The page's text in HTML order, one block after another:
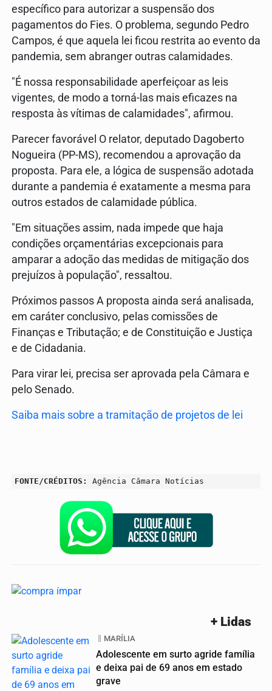
específico para autorizar a suspensão dos
pagamentos do Fies. O problema, segundo Pedro
Campos, é que aquela lei ficou restrita ao evento da
pandemia, sem abranger outras calamidades.
"É nossa responsabilidade aperfeiçoar as leis
vigentes, de modo a torná-las mais eficazes na
resposta às vítimas de calamidades", afirmou.
Parecer favorável O relator, deputado Dagoberto
Nogueira (PP-MS), recomendou a aprovação da
proposta. Para ele, a lógica de suspensão adotada
durante a pandemia é exatamente a mesma para
outros estados de calamidade pública.
"Em situações assim, nada impede que haja
condições orçamentárias excepcionais para
amparar a adoção das medidas de mitigação dos
prejuízos à população", ressaltou.
Próximos passos A proposta ainda será analisada,
em caráter conclusivo, pelas comissões de
Finanças e Tributação; e de Constituição e Justiça
e de Cidadania.
Para virar lei, precisa ser aprovada pela Câmara e
pelo Senado.
Saiba mais sobre a tramitação de projetos de lei
FONTE/CRÉDITOS: Agência Câmara Notícias
+ Lidas
MARÍLIA
Adolescente em surto agride família
e deixa pai de 69 anos em estado
grave